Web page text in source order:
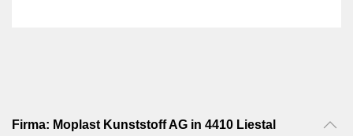
Firma: Moplast Kunststoff AG in 4410 Liestal